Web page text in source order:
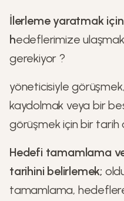
İlerleme yaratmak
hedeflerimize
gerekiyor ?
yöneticisiyle
kaydolmak veya bir
görüşmek için bir tarih
Hedefi tamamlama
tarihini belirlemek;
tamamlama,